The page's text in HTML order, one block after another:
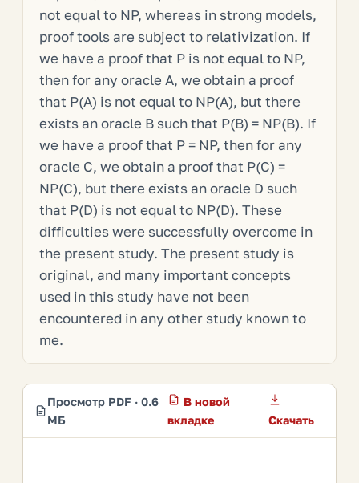
not equal to NP, whereas in strong models,
proof tools are subject to relativization. If
we have a proof that P is not equal to NP,
then for any oracle A, we obtain a proof
that P(A) is not equal to NP(A), but there
exists an oracle B such that P(B) = NP(B). If
we have a proof that P = NP, then for any
oracle C, we obtain a proof that P(C) =
NP(C), but there exists an oracle D such
that P(D) is not equal to NP(D). These
difficulties were successfully overcome in
the present study. The present study is
original, and many important concepts
used in this study have not been
encountered in any other study known to
me.
Просмотр PDF · 0.6
МБ
В новой
вкладке
Скачать